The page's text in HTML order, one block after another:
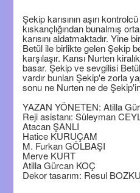
Şekip karısının aşırı
kıskançlığından bunalmış
karısını aldatmaktadır. Yine
Betül ile birlikte gelen Şekip
karşılaşır. Karısı Nurten
basar. Şekip ve sevgilisi
vardır bunları Şekip'e zorla
sonu ne Nurten ne de
YAZAN YÖNETEN: Atilla
Reji asistanı: Süleyman
Atacan ŞANLI
Hatice KURUÇAM
M. Furkan GÖLBAŞI
Merve KURT
Atilla Gürcan KOÇ
Dekor tasarım: Resul